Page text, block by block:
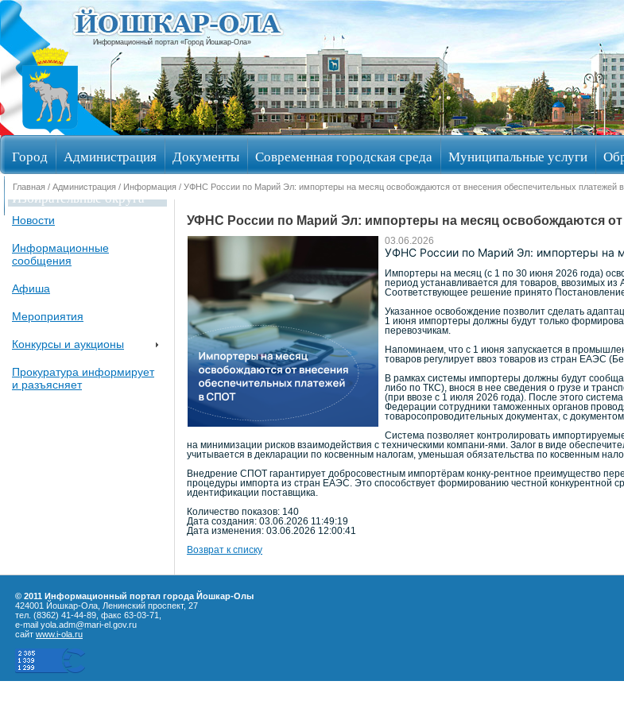
Информационный портал «Город Йошкар-Ола»
Город Администрация Документы Современная городская среда Муниципальные услуги
Избирательные округа
Главная / Администрация / Информация / УФНС России по Марий Эл: импортеры на месяц освобождаются от внесения обеспечительных платежей
Новости
Информационные
сообщения
Афиша
Мероприятия
Конкурсы и аукционы
Прокуратура информирует
и разъясняет
УФНС России по Марий Эл: импортеры на месяц освобождаются
03.06.2026
УФНС России по Марий Эл: импортеры на
Импортеры на месяц (с 1 по 30 июня 2026 года)
период устанавливается для товаров, ввозимых
Соответствующее решение принято
Указанное освобождение позволит сделать
1 июня импортеры должны будут только
перевозчикам.
Напоминаем, что с 1 июня запускается в
товаров регулирует ввоз товаров из стран ЕАЭС
В рамках системы импортеры должны будут
либо по ТКС), внося в нее сведения о грузе и
(при ввозе с 1 июля 2026 года). После этого
Федерации сотрудники таможенных органов
товаросопроводительных документах, с
Система позволяет контролировать
на минимизации рисков взаимодействия с техническими компани-ями. Залог в виде
учитывается в декларации по косвенным налогам, уменьшая обязательства по косвенным
Внедрение СПОТ гарантирует добросовестным импортёрам конку-рентное преимущество
процедуры импорта из стран ЕАЭС. Это способствует формированию честной конкурентной
идентификации поставщика.
Количество показов: 140
Дата создания: 03.06.2026 11:49:19
Дата изменения: 03.06.2026 12:00:41
Возврат к списку
© 2011 Информационный портал города Йошкар-Олы
424001 Йошкар-Ола, Ленинский проспект, 27
тел. (8362) 41-44-89, факс 63-03-71,
e-mail yola.adm@mari-el.gov.ru
сайт www.i-ola.ru